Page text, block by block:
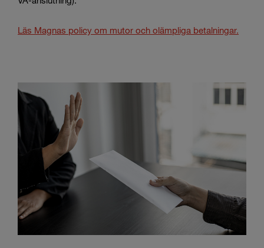
Läs Magnas policy om mutor och olämpliga betalningar.